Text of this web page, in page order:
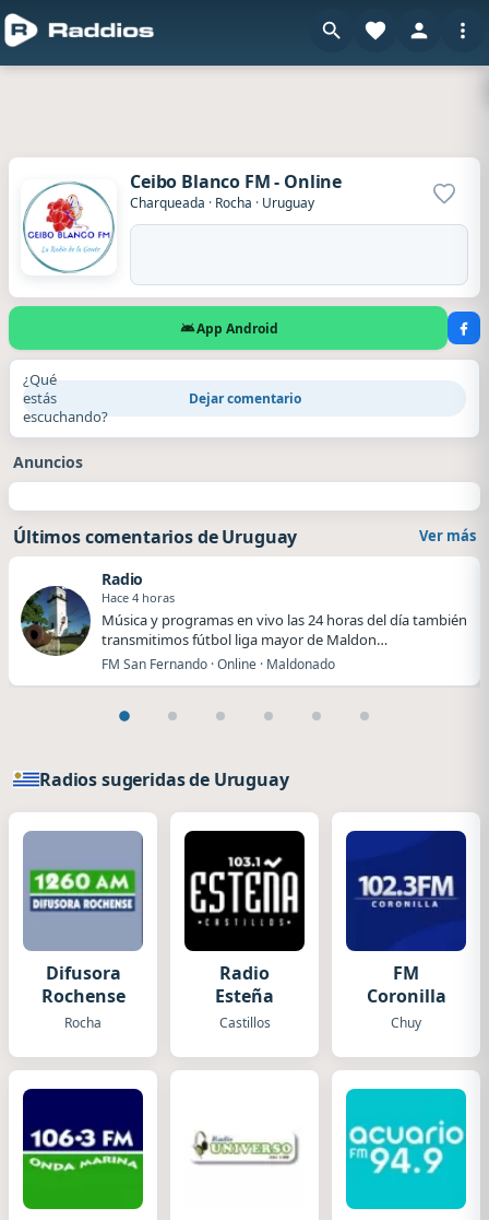
Ceibo Blanco FM - Online
Charqueada · Rocha · Uruguay
App Android
¿Qué
estás
escuchando?
Dejar comentario
Anuncios
Últimos comentarios de Uruguay Ver más
Radio
Hace 4 horas
Música y programas en vivo las 24 horas del día también
transmitimos fútbol liga mayor de Maldon…
FM San Fernando · Online · Maldonado
Radios sugeridas de Uruguay
Difusora
Rochense
Rocha
Radio
Esteña
Castillos
FM
Coronilla
Chuy